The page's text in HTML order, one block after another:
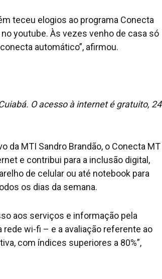
teceu elogios ao programa Conecta
no youtube. Às vezes venho de casa só
automático”, afirmou.
O acesso à internet é gratuito, 24
da MTI Sandro Brandão, o Conecta MT
e contribui para a inclusão digital,
de celular ou até notebook para
os dias da semana.
aos serviços e informação pela
wi-fi – e a avaliação referente ao
com índices superiores a 80%”,